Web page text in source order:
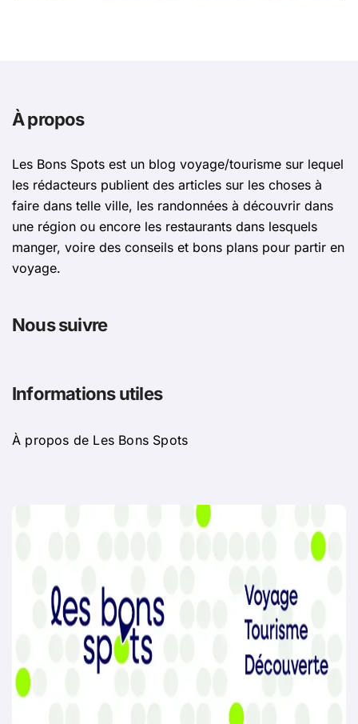
À propos
Les Bons Spots est un blog voyage/tourisme sur lequel
les rédacteurs publient des articles sur les choses à
faire dans telle ville, les randonnées à découvrir dans
une région ou encore les restaurants dans lesquels
manger, voire des conseils et bons plans pour partir en
voyage.
Nous suivre
Informations utiles
À propos de Les Bons Spots